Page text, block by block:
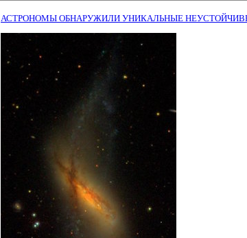
АСТРОНОМЫ ОБНАРУЖИЛИ УНИКАЛЬНЫЕ